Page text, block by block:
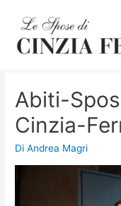
Abiti-
Cinzia-
DiAndrea Magri